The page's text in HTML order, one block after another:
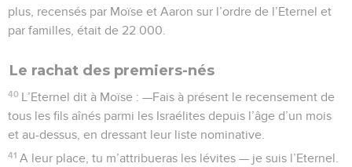
plus, recensés par Moïse et Aaron sur l’ordre de l’Eternel et
par familles, était de 22 000.
Le rachat des premiers-nés
40 L’Eternel dit à Moïse : —Fais à présent le recensement de
tous les fils aînés parmi les Israélites depuis l’âge d’un mois
et au-dessus, en dressant leur liste nominative.
41 A leur place, tu m’attribueras les lévites — je suis l’Eternel.